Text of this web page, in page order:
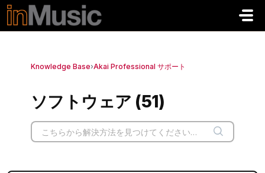
メインコンテンツに移動
Knowledge Base›Akai Professional サポート
ソフトウェア (51)